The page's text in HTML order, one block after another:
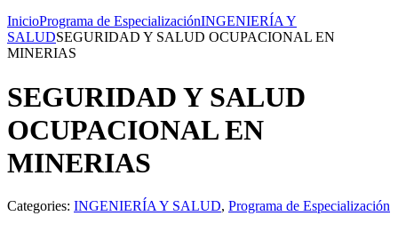
InicioPrograma de EspecializaciónINGENIERÍA Y
SALUDSEGURIDAD Y SALUD OCUPACIONAL EN
MINERIAS
SEGURIDAD Y SALUD
OCUPACIONAL EN
MINERIAS
Categories: INGENIERÍA Y SALUD, Programa de Especialización